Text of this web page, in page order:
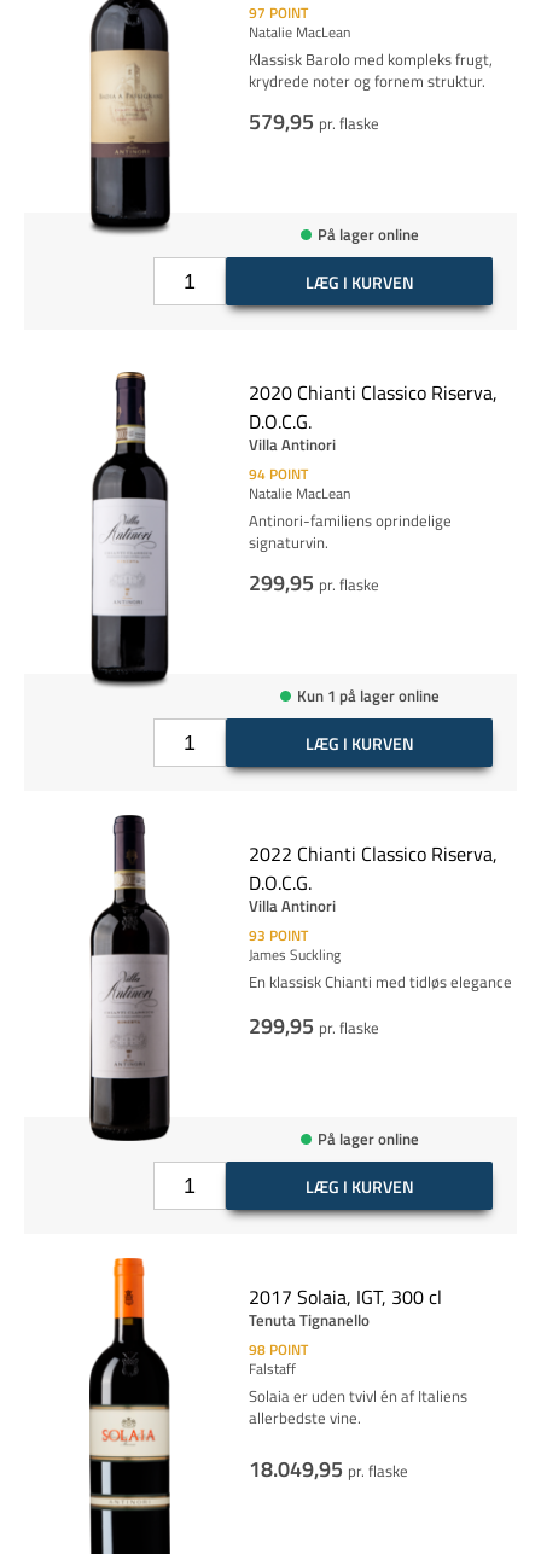
97 POINT
Natalie MacLean
Klassisk Barolo med kompleks frugt,
krydrede noter og fornem struktur.
579,95 pr. flaske
På lager online
LÆG I KURVEN
2020 Chianti Classico Riserva,
D.O.C.G.
Villa Antinori
94 POINT
Natalie MacLean
Antinori-familiens oprindelige
signaturvin.
299,95 pr. flaske
Kun 1 på lager online
LÆG I KURVEN
2022 Chianti Classico Riserva,
D.O.C.G.
Villa Antinori
93 POINT
James Suckling
En klassisk Chianti med tidløs elegance
299,95 pr. flaske
På lager online
LÆG I KURVEN
2017 Solaia, IGT, 300 cl
Tenuta Tignanello
98 POINT
Falstaff
Solaia er uden tvivl én af Italiens
allerbedste vine.
18.049,95 pr. flaske